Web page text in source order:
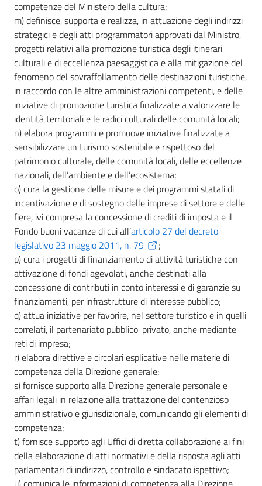
competenze del Ministero della cultura;
m) definisce, supporta e realizza, in attuazione degli indirizzi
strategici e degli atti programmatori approvati dal Ministro,
progetti relativi alla promozione turistica degli itinerari
culturali e di eccellenza paesaggistica e alla mitigazione del
fenomeno del sovraffollamento delle destinazioni turistiche,
in raccordo con le altre amministrazioni competenti, e delle
iniziative di promozione turistica finalizzate a valorizzare le
identità territoriali e le radici culturali delle comunità locali;
n) elabora programmi e promuove iniziative finalizzate a
sensibilizzare un turismo sostenibile e rispettoso del
patrimonio culturale, delle comunità locali, delle eccellenze
nazionali, dell’ambiente e dell’ecosistema;
o) cura la gestione delle misure e dei programmi statali di
incentivazione e di sostegno delle imprese di settore e delle
fiere, ivi compresa la concessione di crediti di imposta e il
Fondo buoni vacanze di cui all’articolo 27 del decreto
legislativo 23 maggio 2011, n. 79
;
p) cura i progetti di finanziamento di attività turistiche con
attivazione di fondi agevolati, anche destinati alla
concessione di contributi in conto interessi e di garanzie su
finanziamenti, per infrastrutture di interesse pubblico;
q) attua iniziative per favorire, nel settore turistico e in quelli
correlati, il partenariato pubblico-privato, anche mediante
reti di impresa;
r) elabora direttive e circolari esplicative nelle materie di
competenza della Direzione generale;
s) fornisce supporto alla Direzione generale personale e
affari legali in relazione alla trattazione del contenzioso
amministrativo e giurisdizionale, comunicando gli elementi di
competenza;
t) fornisce supporto agli Uffici di diretta collaborazione ai fini
della elaborazione di atti normativi e della risposta agli atti
parlamentari di indirizzo, controllo e sindacato ispettivo;